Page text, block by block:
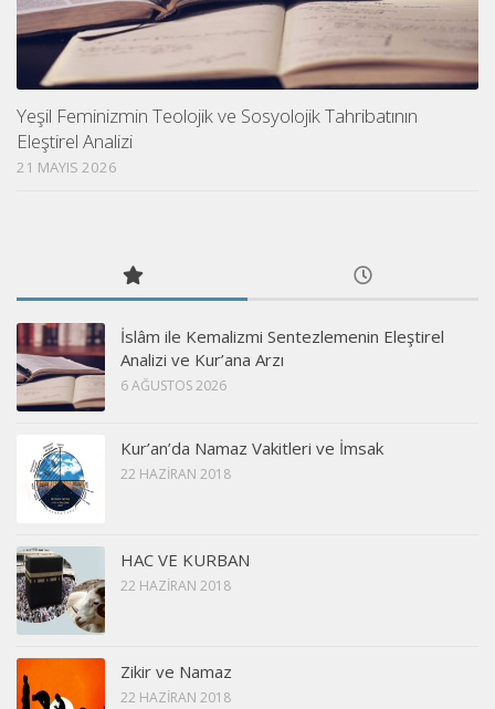
Yeşil Feminizmin Teolojik ve Sosyolojik Tahribatının
Eleştirel Analizi
21 MAYIS 2026
İslâm ile Kemalizmi Sentezlemenin Eleştirel
Analizi ve Kur’ana Arzı
6 AĞUSTOS 2026
Kur’an’da Namaz Vakitleri ve İmsak
22 HAZIRAN 2018
HAC VE KURBAN
22 HAZIRAN 2018
Zikir ve Namaz
22 HAZIRAN 2018